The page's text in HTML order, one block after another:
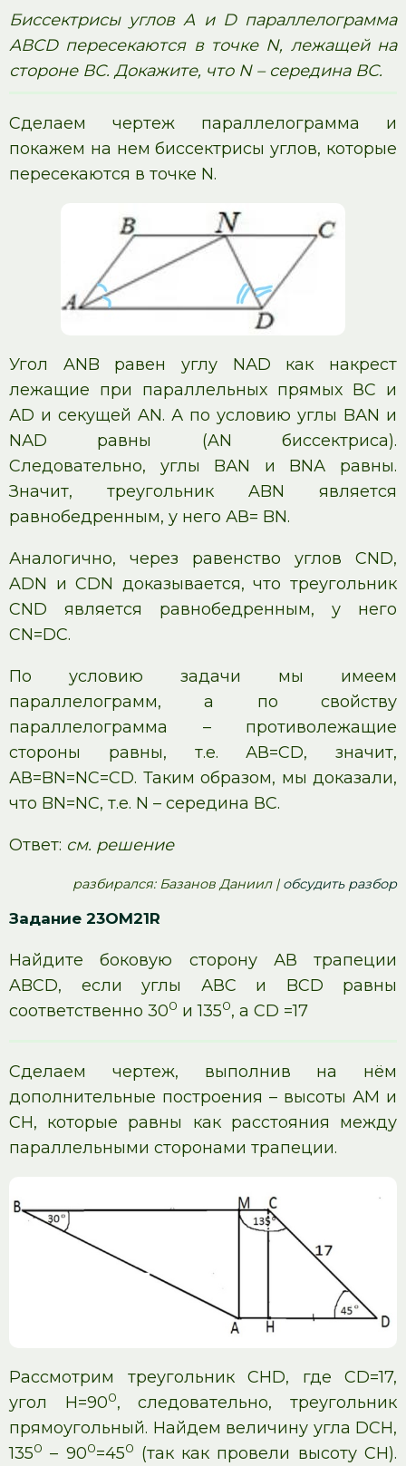
Биссектрисы углов А и D параллелограмма
АВСD пересекаются в точке N, лежащей на
стороне ВС. Докажите, что N – середина ВС.
Сделаем чертеж параллелограмма и
покажем на нем биссектрисы углов, которые
пересекаются в точке N.
Угол ANB равен углу NАD как накрест
лежащие при параллельных прямых ВС и
АD и секущей AN. А по условию углы BАN и
NАD равны (AN биссектриса).
Следовательно, углы BАN и BNА равны.
Значит, треугольник ABN является
равнобедренным, у него АВ= BN.
Аналогично, через равенство углов CND,
ADN и CDN доказывается, что треугольник
CND является равнобедренным, у него
CN=DC.
По условию задачи мы имеем
параллелограмм, а по свойству
параллелограмма – противолежащие
стороны равны, т.е. АВ=СD, значит,
АВ=BN=NC=CD. Таким образом, мы доказали,
что BN=NC, т.е. N – середина ВС.
Ответ: см. решение
pазбирался: Базанов Даниил |обсудить разбор
Задание 23OM21R
Найдите боковую сторону АВ трапеции
ABCD, если углы АВС и BCD равны
соответственно 300 и 1350, а СD =17
Сделаем чертеж, выполнив на нём
дополнительные построения – высоты АМ и
СН, которые равны как расстояния между
параллельными сторонами трапеции.
Рассмотрим треугольник CНD, где CD=17,
угол Н=900, следовательно, треугольник
прямоугольный. Найдем величину угла DCН,
1350 – 900=450 (так как провели высоту CН).